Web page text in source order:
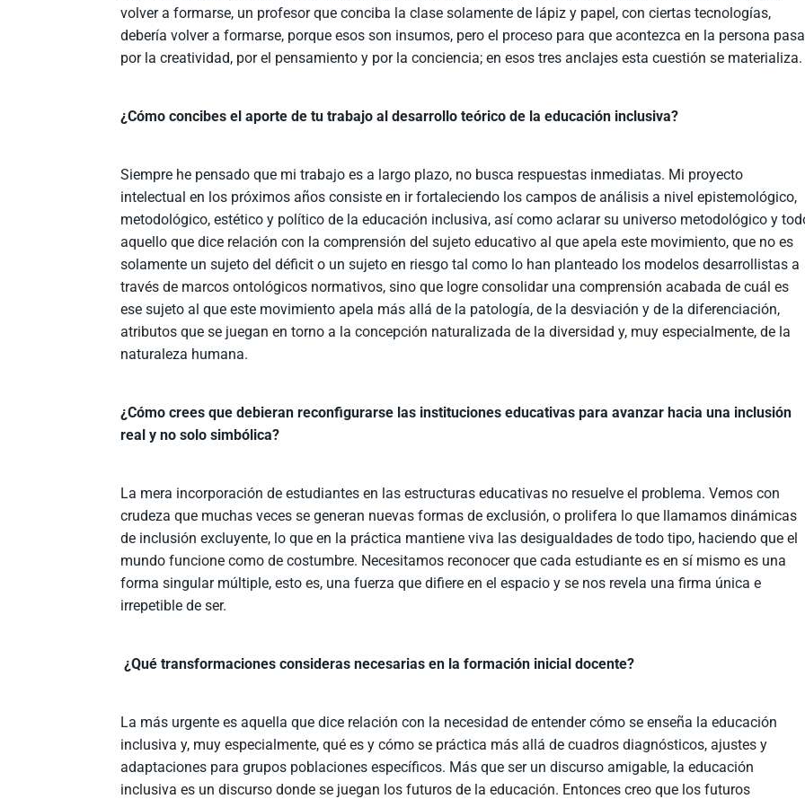
volver a formarse, un profesor que conciba la clase solamente de lápiz y papel, con ciertas tecnologías,
debería volver a formarse, porque esos son insumos, pero el proceso para que acontezca en la persona pasa
por la creatividad, por el pensamiento y por la conciencia; en esos tres anclajes esta cuestión se materializa.
¿Cómo concibes el aporte de tu trabajo al desarrollo teórico de la educación inclusiva?
Siempre he pensado que mi trabajo es a largo plazo, no busca respuestas inmediatas. Mi proyecto
intelectual en los próximos años consiste en ir fortaleciendo los campos de análisis a nivel epistemológico,
metodológico, estético y político de la educación inclusiva, así como aclarar su universo metodológico y
aquello que dice relación con la comprensión del sujeto educativo al que apela este movimiento, que no es
solamente un sujeto del déficit o un sujeto en riesgo tal como lo han planteado los modelos desarrollistas a
través de marcos ontológicos normativos, sino que logre consolidar una comprensión acabada de cuál es
ese sujeto al que este movimiento apela más allá de la patología, de la desviación y de la diferenciación,
atributos que se juegan en torno a la concepción naturalizada de la diversidad y, muy especialmente, de la
naturaleza humana.
¿Cómo crees que debieran reconfigurarse las instituciones educativas para avanzar hacia una inclusión
real y no solo simbólica?
La mera incorporación de estudiantes en las estructuras educativas no resuelve el problema. Vemos con
crudeza que muchas veces se generan nuevas formas de exclusión, o prolifera lo que llamamos dinámicas
de inclusión excluyente, lo que en la práctica mantiene viva las desigualdades de todo tipo, haciendo que el
mundo funcione como de costumbre. Necesitamos reconocer que cada estudiante es en sí mismo es una
forma singular múltiple, esto es, una fuerza que difiere en el espacio y se nos revela una firma única e
irrepetible de ser.
¿Qué transformaciones consideras necesarias en la formación inicial docente?
La más urgente es aquella que dice relación con la necesidad de entender cómo se enseña la educación
inclusiva y, muy especialmente, qué es y cómo se práctica más allá de cuadros diagnósticos, ajustes y
adaptaciones para grupos poblaciones específicos. Más que ser un discurso amigable, la educación
inclusiva es un discurso donde se juegan los futuros de la educación. Entonces creo que los futuros